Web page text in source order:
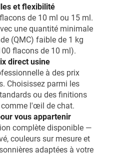
et flexibilité
de 10 ml ou 15 ml.
une quantité minimale
(QMC) faible de 1 kg
flacons de 10 ml).
direct usine
à des prix
Choisissez parmi les
ou des finitions
l'œil de chat.
vous appartenir
complète disponible —
couleurs sur mesure et
adaptées à votre